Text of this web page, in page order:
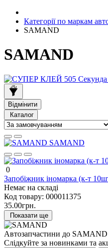
Категорії по маркам
SAMAND
SAMAND
Відмінити
Каталог
SAMAND
0
Запобіжник іномарка (к-т
Немає на складі
Код товару: 000011375
35.00грн.
Показати ще
Автозапчастини до SAMAND
Слідкуйте за новинками та